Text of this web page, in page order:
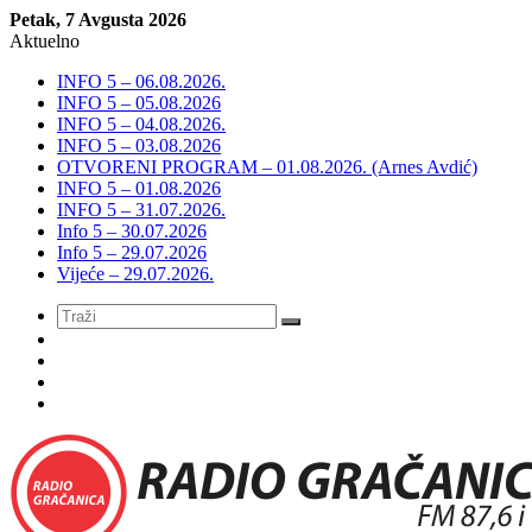
Petak, 7 Avgusta 2026
Aktuelno
INFO 5 – 06.08.2026.
INFO 5 – 05.08.2026
INFO 5 – 04.08.2026.
INFO 5 – 03.08.2026
OTVORENI PROGRAM – 01.08.2026. (Arnes Avdić)
INFO 5 – 01.08.2026
INFO 5 – 31.07.2026.
Info 5 – 30.07.2026
Info 5 – 29.07.2026
Vijeće – 29.07.2026.
Meni